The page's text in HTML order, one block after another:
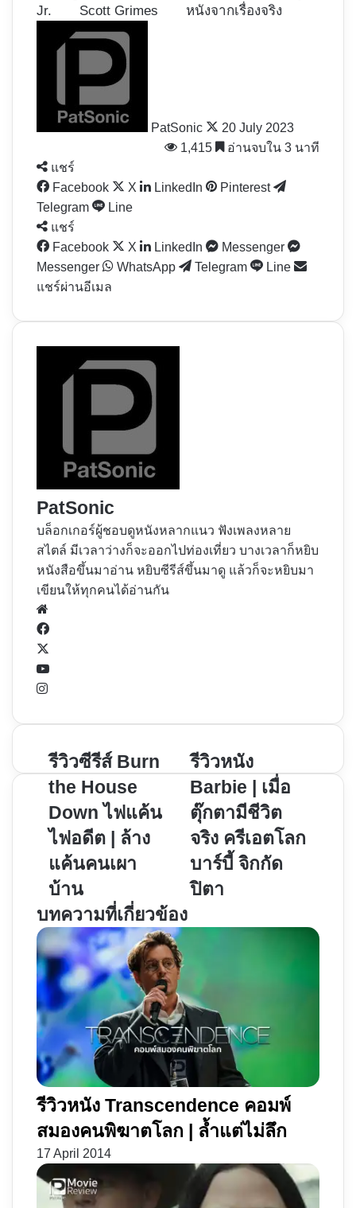
Jr.
Scott Grimes หนังจากเรื่องจริง
PatSonic
20 July 2023
1,415
อ่านจบใน 3 นาที
แชร์
Facebook
X LinkedIn
Pinterest
Telegram
Line
แชร์
Facebook
X LinkedIn
Messenger
Messenger
WhatsApp Telegram
Line
แชร์ผ่านอีเมล
PatSonic
บล็อกเกอร์ผู้ชอบดูหนังหลากแนว ฟังเพลงหลาย
สไตล์ มีเวลาว่างก็จะออกไปท่องเที่ยว บางเวลาก็หยิบ
หนังสือขึ้นมาอ่าน หยิบซีรีส์ขึ้นมาดู แล้วก็จะหยิบมา
เขียนให้ทุกคนได้อ่านกัน
Facebook
YouTube
Instagram
รีวิว
ซี
รีส์
Burn
the
House
Down
ไฟ
แค้น
ไฟ
อดีต
|
ล้าง
แค้น
คน
เผา
บ้าน
รีวิวซีรีส์ Burn
the House
Down ไฟแค้น
ไฟอดีต | ล้าง
แค้นคนเผา
บ้าน
รีวิว
หนัง
Barbie
|
เมื่อ
ตุ๊กตา
มี
ชีวิต
ต
โลก
บาร์
บี้
กัด
ปิตา
รีวิวหนัง
Barbie | เมื่อ
ตุ๊กตามีชีวิต
จริง ครีเอตโลก
บาร์บี้ จิกกัด
ปิตา
บทความที่เกี่ยวข้อง
รีวิวหนัง Transcendence คอมพ์
สมองคนพิฆาตโลก | ล้ำแต่ไม่ลึก
17 April 2014